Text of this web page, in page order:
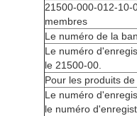
21500-000-012-10-
membres
Le numéro de la
Le numéro
le 21500-00.
Pour les produits
Le numéro
le numéro